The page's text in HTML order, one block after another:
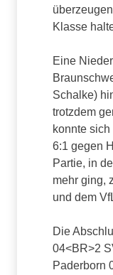
Klasse
Eine
Schalke)
trotzdem
konnte
6:1 gegen
Partie, in
mehr ging,
und dem
Die
04<BR>2
Paderborn